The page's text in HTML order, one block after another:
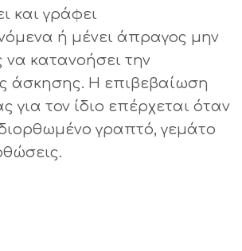
και γράφει
ή μένει άπραγος μην
κατανοήσει την
άσκησης. Η επιβεβαίωση
για τον ίδιο επέρχεται όταν
γραπτό, γεμάτο